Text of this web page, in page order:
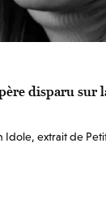
disparu sur
Idole, extrait de